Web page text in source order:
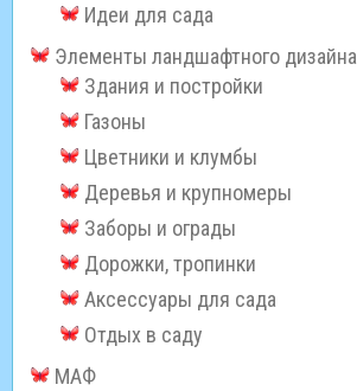
Идеи для сада
Элементы ландшафтного дизайна
Здания и постройки
Газоны
Цветники и клумбы
Деревья и крупномеры
Заборы и ограды
Дорожки, тропинки
Аксессуары для сада
Отдых в саду
МАФ